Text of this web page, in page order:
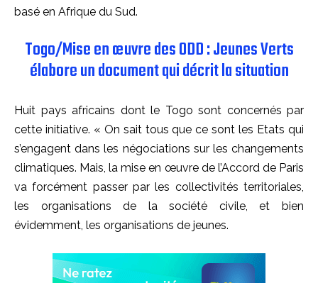
basé en Afrique du Sud.
Togo/Mise en œuvre des ODD : Jeunes Verts
élabore un document qui décrit la situation
Huit pays africains dont le Togo sont concernés par
cette initiative. « On sait tous que ce sont les Etats qui
s’engagent dans les négociations sur les changements
climatiques. Mais, la mise en œuvre de l’Accord de Paris
va forcément passer par les collectivités territoriales,
les organisations de la société civile, et bien
évidemment, les organisations de jeunes.